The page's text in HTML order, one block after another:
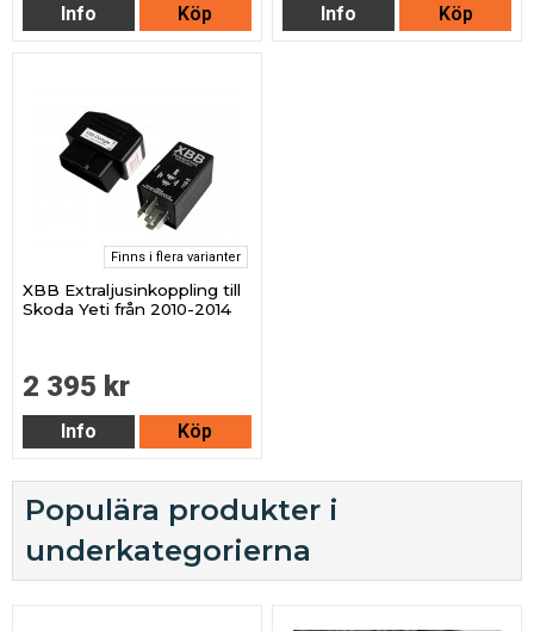
Info Köp Info Köp
Finns i flera varianter
XBB Extraljusinkoppling till
Skoda Yeti från 2010-2014
2 395 kr
Info Köp
Populära produkter i
underkategorierna